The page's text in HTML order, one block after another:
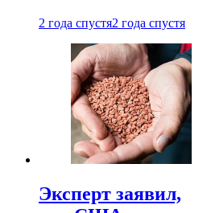
2 года спустя2 года спустя
Эксперт заявил,